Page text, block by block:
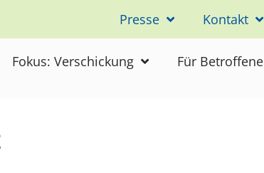
Presse Kontakt
Fokus: Verschickung Für Betroffene